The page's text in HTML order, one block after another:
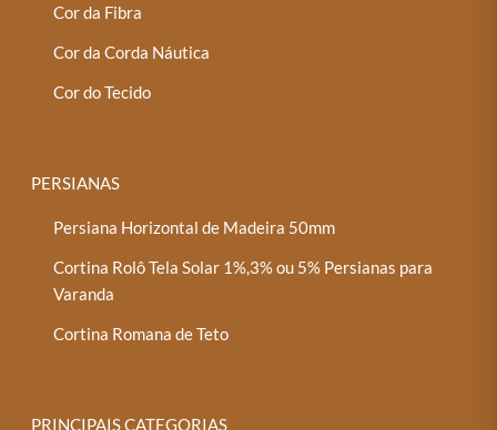
Cor da Fibra
Cor da Corda Náutica
Cor do Tecido
PERSIANAS
Persiana Horizontal de Madeira 50mm
Cortina Rolô Tela Solar 1%,3% ou 5% Persianas para
Varanda
Cortina Romana de Teto
PRINCIPAIS CATEGORIAS